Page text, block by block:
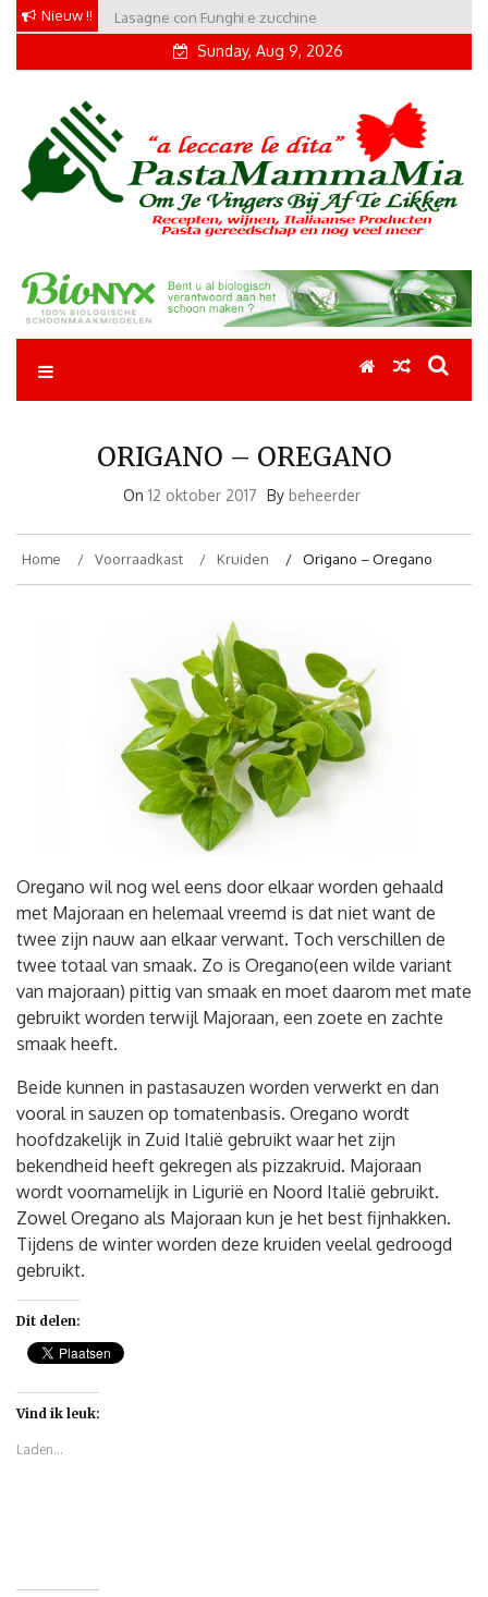
Skip
content
Nieuw !! Conchiglie alla Amatriciana
Sunday, Aug 9, 2026
Pastamammamia
Pastarecepten om je vingers bij af te likken
ORIGANO – OREGANO
On 12 oktober 2017 By beheerder
Home Voorraadkast Kruiden Origano – Oregano
Oregano wil nog wel eens door elkaar worden gehaald
met Majoraan en helemaal vreemd is dat niet want de
twee zijn nauw aan elkaar verwant. Toch verschillen de
twee totaal van smaak. Zo is Oregano(een wilde variant
van majoraan) pittig van smaak en moet daarom met mate
gebruikt worden terwijl Majoraan, een zoete en zachte
smaak heeft.
Beide kunnen in pastasauzen worden verwerkt en dan
vooral in sauzen op tomatenbasis. Oregano wordt
hoofdzakelijk in Zuid Italië gebruikt waar het zijn
bekendheid heeft gekregen als pizzakruid. Majoraan
wordt voornamelijk in Ligurië en Noord Italië gebruikt.
Zowel Oregano als Majoraan kun je het best fijnhakken.
Tijdens de winter worden deze kruiden veelal gedroogd
gebruikt.
Dit delen:
Vind ik leuk:
Laden...